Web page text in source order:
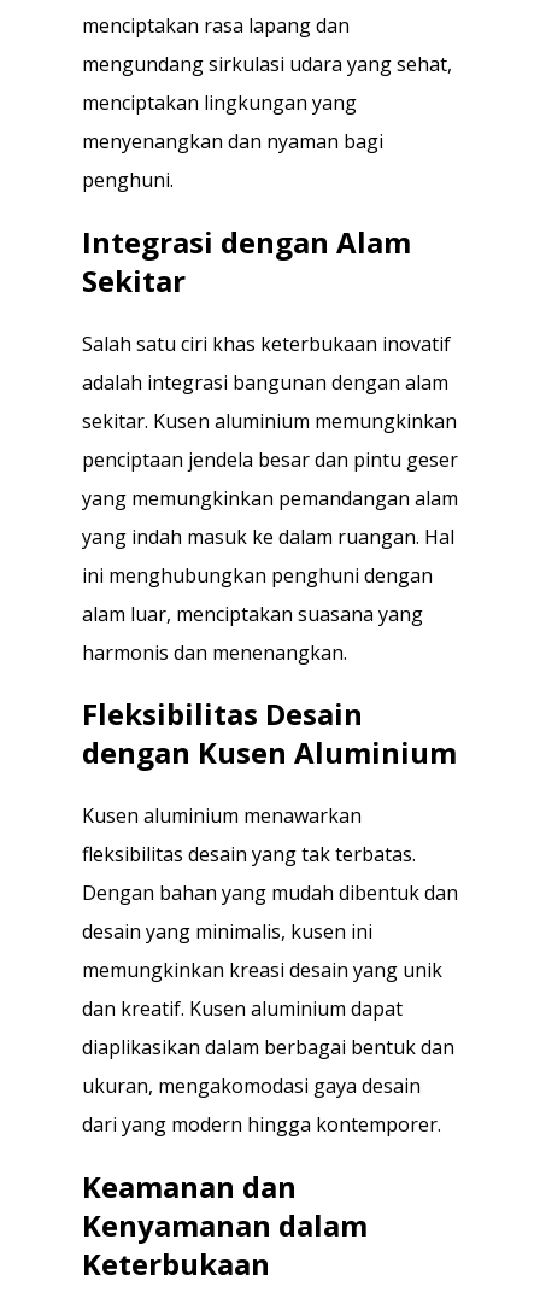
menciptakan rasa lapang dan
mengundang sirkulasi udara yang sehat,
menciptakan lingkungan yang
menyenangkan dan nyaman bagi
penghuni.
Integrasi dengan Alam
Sekitar
Salah satu ciri khas keterbukaan inovatif
adalah integrasi bangunan dengan alam
sekitar. Kusen aluminium memungkinkan
penciptaan jendela besar dan pintu geser
yang memungkinkan pemandangan alam
yang indah masuk ke dalam ruangan. Hal
ini menghubungkan penghuni dengan
alam luar, menciptakan suasana yang
harmonis dan menenangkan.
Fleksibilitas Desain
dengan Kusen Aluminium
Kusen aluminium menawarkan
fleksibilitas desain yang tak terbatas.
Dengan bahan yang mudah dibentuk dan
desain yang minimalis, kusen ini
memungkinkan kreasi desain yang unik
dan kreatif. Kusen aluminium dapat
diaplikasikan dalam berbagai bentuk dan
ukuran, mengakomodasi gaya desain
dari yang modern hingga kontemporer.
Keamanan dan
Kenyamanan dalam
Keterbukaan